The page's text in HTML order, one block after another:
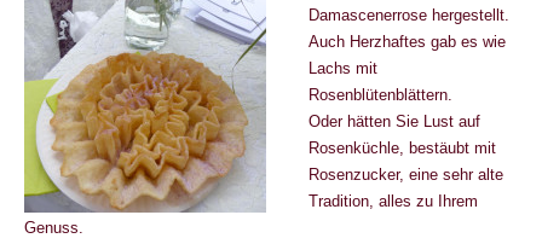
Damascenerrose hergestellt.
Auch Herzhaftes gab es wie
Lachs mit
Rosenblütenblättern.
Oder hätten Sie Lust auf
Rosenküchle, bestäubt mit
Rosenzucker, eine sehr alte
Tradition, alles zu Ihrem
Genuss.